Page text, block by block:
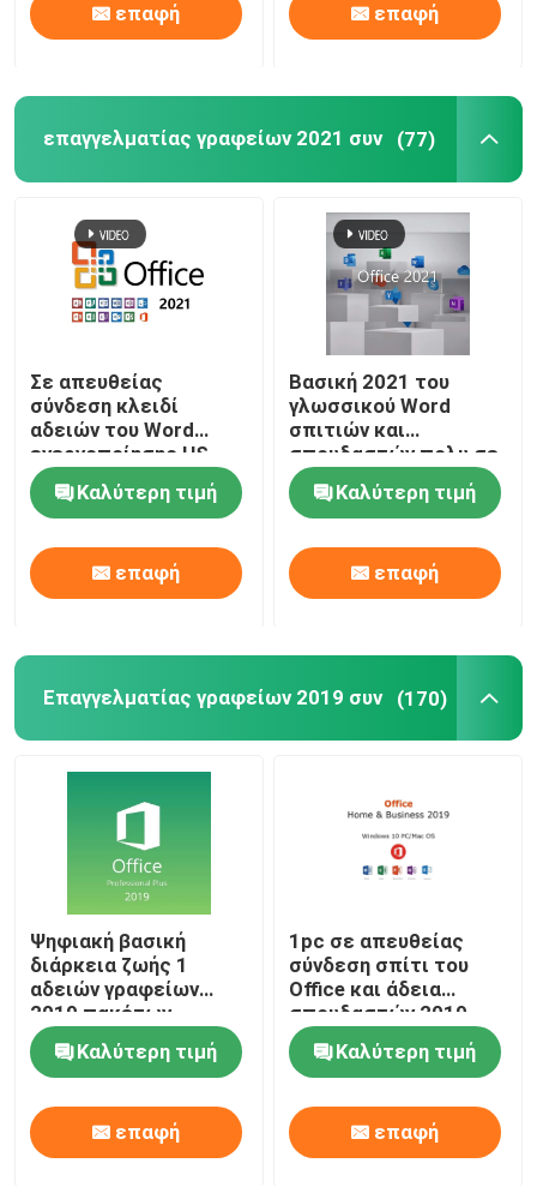
επαφή επαφή
επαγγελματίας γραφείων 2021 συν (77)
Σε απευθείας
σύνδεση κλειδί
αδειών του Word
ενεργοποίησης HS
100% Office 2021
Καλύτερη τιμή
επαφή
Βασική 2021 του
γλωσσικού Word
σπιτιών και
σπουδαστών πολυ σε
απευθείας σύνδεση
ενεργοποίηση αδειών
Καλύτερη τιμή
επαφή
Επαγγελματίας γραφείων 2019 συν (170)
Ψηφιακή βασική
διάρκεια ζωής 1
αδειών γραφείων
2019 πακέτων
επαγγελματίας της
προϊόντων Binded
χρηστών
Καλύτερη τιμή
επαφή
1pc σε απευθείας
σύνδεση σπίτι του
Office και άδεια
σπουδαστών 2019
βασική, κλειδί
προϊόντων του Word
HB 2019
Καλύτερη τιμή
επαφή